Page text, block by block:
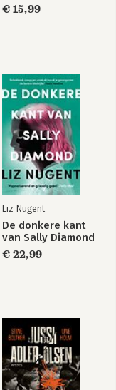
€ 15,99
Liz Nugent
De donkere kant
van Sally Diamond
€ 22,99